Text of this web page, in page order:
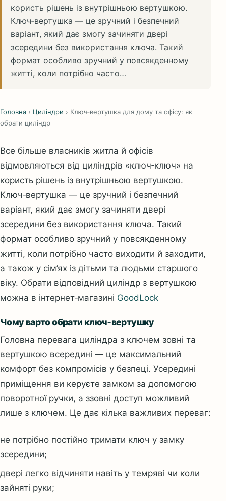
користь рішень із внутрішньою вертушкою.
Ключ‑вертушка — це зручний і безпечний
варіант, який дає змогу зачиняти двері
зсередини без використання ключа. Такий
формат особливо зручний у повсякденному
житті, коли потрібно часто…
Головна › Циліндри › Ключ‑вертушка для дому та офісу: як
обрати циліндр
Все більше власників житла й офісів
відмовляються від циліндрів «ключ‑ключ» на
користь рішень із внутрішньою вертушкою.
Ключ‑вертушка — це зручний і безпечний
варіант, який дає змогу зачиняти двері
зсередини без використання ключа. Такий
формат особливо зручний у повсякденному
житті, коли потрібно часто виходити й заходити,
а також у сім’ях із дітьми та людьми старшого
віку. Обрати відповідний циліндр з вертушкою
можна в інтернет‑магазині GoodLock
Чому варто обрати ключ‑вертушку
Головна перевага циліндра з ключем зовні та
вертушкою всередині — це максимальний
комфорт без компромісів у безпеці. Усередині
приміщення ви керуєте замком за допомогою
поворотної ручки, а ззовні доступ можливий
лише з ключем. Це дає кілька важливих переваг:
не потрібно постійно тримати ключ у замку
зсередини;
двері легко відчиняти навіть у темряві чи коли
зайняті руки;